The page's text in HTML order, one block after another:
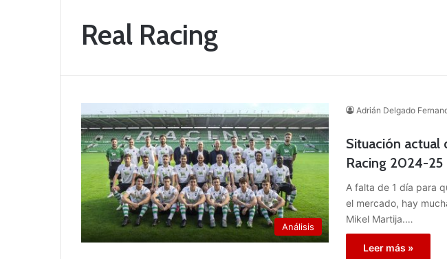
Real Racing
Análisis
Adrián Delgado
Situación actual
Racing 2024-25
A falta de 1 día para
el mercado, hay
Mikel Martija.…
Leer más »